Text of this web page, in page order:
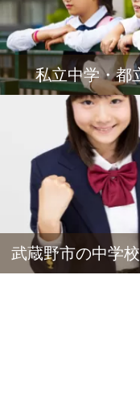
私立中学・都
武蔵野市の中学